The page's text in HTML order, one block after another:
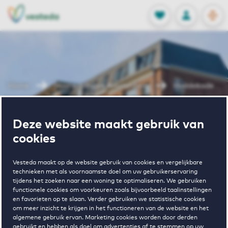
Deze website maakt gebruik van
cookies
Vesteda maakt op de website gebruik van cookies en vergelijkbare
technieken met als voornaamste doel om uw gebruikerservaring
tijdens het zoeken naar een woning te optimaliseren. We gebruiken
functionele cookies om voorkeuren zoals bijvoorbeeld taalinstellingen
en favorieten op te slaan. Verder gebruiken we statistische cookies
om meer inzicht te krijgen in het functioneren van de website en het
algemene gebruik ervan. Marketing cookies worden door derden
FAVORIETEN
Opgeslagen
INLOGGEN
NL
EN
Huurwoningen Amsterdam Huddekade
Wonen in
Huddekade